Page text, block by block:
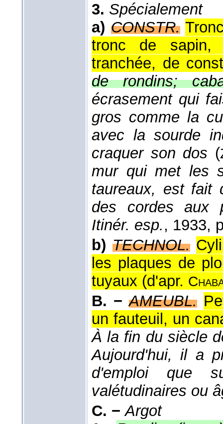
3. Spécialement
a) CONSTR.
tronc de sapin,
tranchée, de
de rondins;
écrasement qui
gros comme la
avec la sourde
craquer son dos (
mur qui met les
taureaux, est fait
des cordes aux
Itinér. esp., 1933,
b) TECHNOL.
les plaques de
tuyaux (d'apr.
B. − AMEUBL.
un fauteuil, un
À la fin du siècle
Aujourd'hui, il a
d'emploi que
valétudinaires ou
C. − Argot